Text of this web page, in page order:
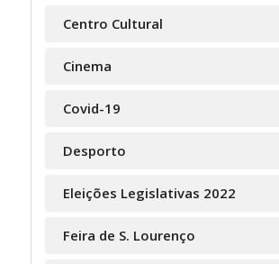
Centro Cultural
Cinema
Covid-19
Desporto
Eleições Legislativas 2022
Feira de S. Lourenço